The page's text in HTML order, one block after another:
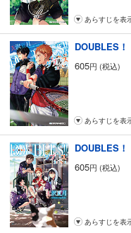
あらすじを表
DOUBLES
605円 (税込)
あらすじを表
DOUBLES
605円 (税込)
あらすじを表